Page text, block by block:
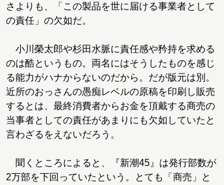
さよりも、「この製品を世に届ける事業者として
の責任」の欠如だ。
小川榮太郎や杉田水脈に責任感や矜持を求める
のは酷というもの。両名にはそうしたものを感じ
る能力がハナからないのだから。だが版元は別。
近所のおっさんの愚痴レベルの原稿を印刷し販売
するとは、最終消費者からお金を頂戴する商売の
当事者としての責任があまりにも欠如していたと
言わざるをえないだろう。
聞くところによると、『新潮45』は発行部数が
2万部を下回っていたという。とても「商売」と